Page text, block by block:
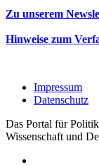
Zu unserem
Hinweise zum
Impressum
Datenschutz
Das Portal für
Wissenschaft und